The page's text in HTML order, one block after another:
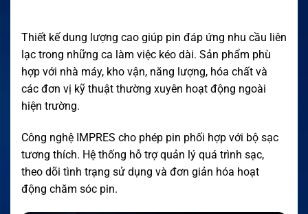
Thiết kế dung lượng cao giúp pin đáp ứng nhu cầu liên
lạc trong những ca làm việc kéo dài. Sản phẩm phù
hợp với nhà máy, kho vận, năng lượng, hóa chất và
các đơn vị kỹ thuật thường xuyên hoạt động ngoài
hiện trường.
Công nghệ IMPRES cho phép pin phối hợp với bộ sạc
tương thích. Hệ thống hỗ trợ quản lý quá trình sạc,
theo dõi tình trạng sử dụng và đơn giản hóa hoạt
động chăm sóc pin.